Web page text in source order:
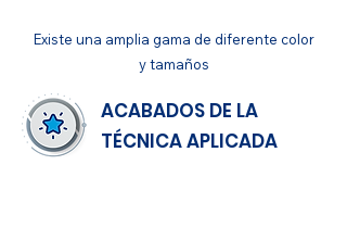
Existe una amplia gama de diferente color
ytamaños
ACABADOS DE LA
TÉCNICA APLICADA